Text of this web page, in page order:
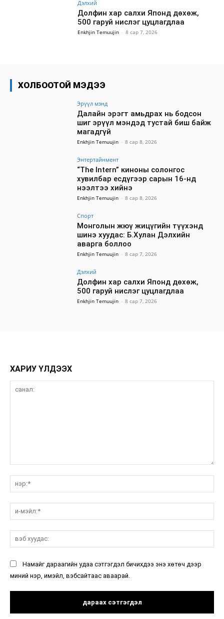
Дэлхий
Долфин хар салхи Японд дөхөж,
500 гаруй нислэг цуцлагдлаа
Enkhjin Temuujin - 8 сар 7, 2026
ХОЛБООТОЙ МЭДЭЭ
Эрүүл мэнд
Далайн эрэгт амьдрах нь бодсон
шиг эрүүл мэндэд тустай биш байж
магадгүй
Enkhjin Temuujin - 8 сар 8, 2026
Энтертайнмент
“The Intern” киноны солонгос
хувилбар есдүгээр сарын 16-нд
нээлтээ хийнэ
Enkhjin Temuujin - 8 сар 8, 2026
Спорт
Монголын жюү жицүгийн түүхэнд
шинэ хуудас: Б.Хулан Дэлхийн
аварга боллоо
Enkhjin Temuujin - 8 сар 7, 2026
Дэлхий
Долфин хар салхи Японд дөхөж,
500 гаруй нислэг цуцлагдлаа
Enkhjin Temuujin - 8 сар 7, 2026
ХАРИУ ҮЛДЭЭХ
Намайг дараагийн удаа сэтгэгдэл бичихдээ энэ хөтөч дээр
миний нэр, имэйл, вэбсайтаас аваарай.